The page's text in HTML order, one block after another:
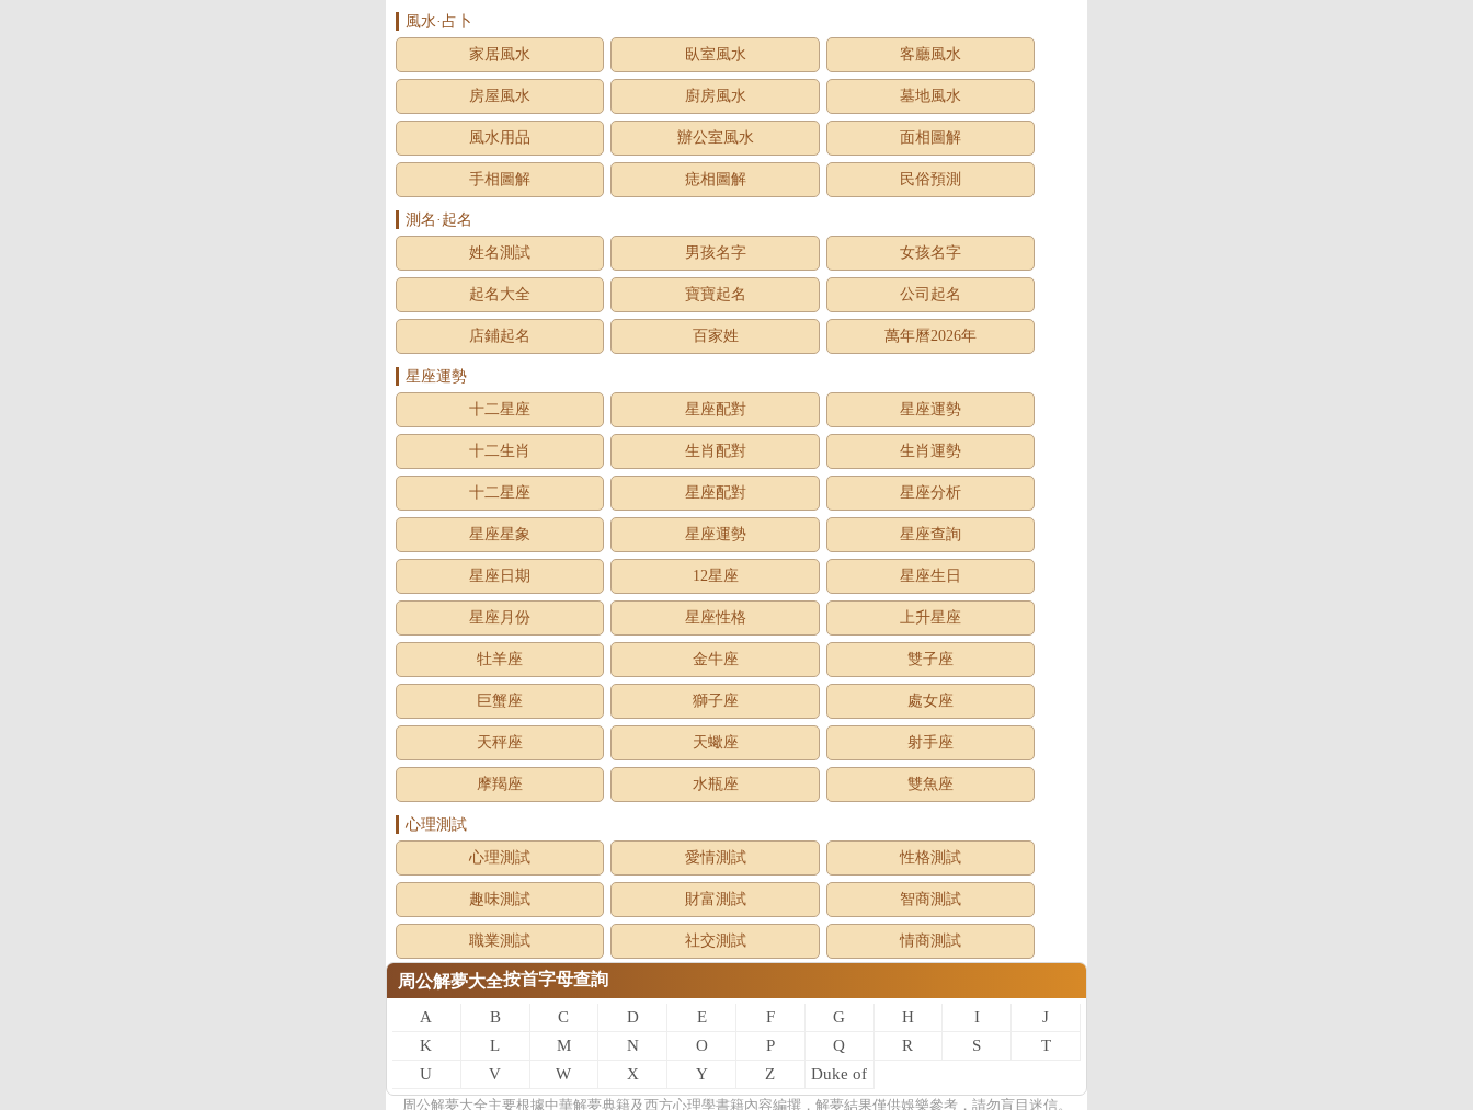
風水·占卜
家居風水
臥室風水 客廳風水
房屋風水 廚房風水 墓地風水
風水用品 辦公室風水 面相圖解
手相圖解 痣相圖解 民俗預測
測名·起名
姓名測試
男孩名字 女孩名字
起名大全 寶寶起名 公司起名
店鋪起名 百家姓 萬年曆2026年
星座運勢
十二星座
星座配對 星座運勢
十二生肖 生肖配對 生肖運勢
十二星座 星座配對 星座分析
星座星象 星座運勢 星座查詢
星座日期 12星座 星座生日
星座月份 星座性格 上升星座
牡羊座 金牛座 雙子座
巨蟹座 獅子座 處女座
天秤座 天蠍座 射手座
摩羯座 水瓶座 雙魚座
心理測試
心理測試
愛情測試 性格測試
趣味測試 財富測試 智商測試
職業測試 社交測試 情商測試
周公解夢大全按首字母查詢
A B C D E F G H I
J
K
L M N O P Q R S
T
U
V W X Y Z
Duke of
zhou
周公解夢大全主要根據中華解夢典籍及西方心理學書籍內容編撰，解夢結果僅供娛樂參考，請勿盲目迷信。